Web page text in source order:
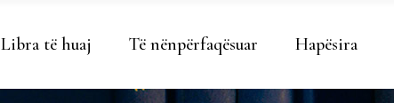
Libra të huaj Të nënpërfaqësuar Hapësira